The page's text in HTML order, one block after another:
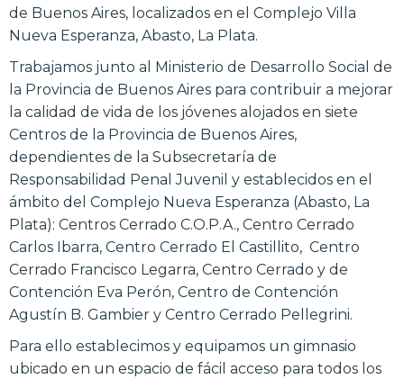
de Buenos Aires, localizados en el Complejo Villa
Nueva Esperanza, Abasto, La Plata.
Trabajamos junto al Ministerio de Desarrollo Social de
la Provincia de Buenos Aires para contribuir a mejorar
la calidad de vida de los jóvenes alojados en siete
Centros de la Provincia de Buenos Aires,
dependientes de la Subsecretaría de
Responsabilidad Penal Juvenil y establecidos en el
ámbito del Complejo Nueva Esperanza (Abasto, La
Plata): Centros Cerrado C.O.P.A., Centro Cerrado
Carlos Ibarra, Centro Cerrado El Castillito, Centro
Cerrado Francisco Legarra, Centro Cerrado y de
Contención Eva Perón, Centro de Contención
Agustín B. Gambier y Centro Cerrado Pellegrini.
Para ello establecimos y equipamos un gimnasio
ubicado en un espacio de fácil acceso para todos los